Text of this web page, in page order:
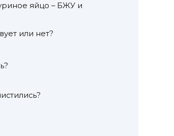
яйцо – БЖУ и
или нет?